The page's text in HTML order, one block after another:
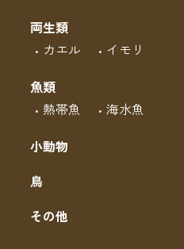
両生類
カエル
イモリ
魚類
熱帯魚
海水魚
小動物
鳥
その他